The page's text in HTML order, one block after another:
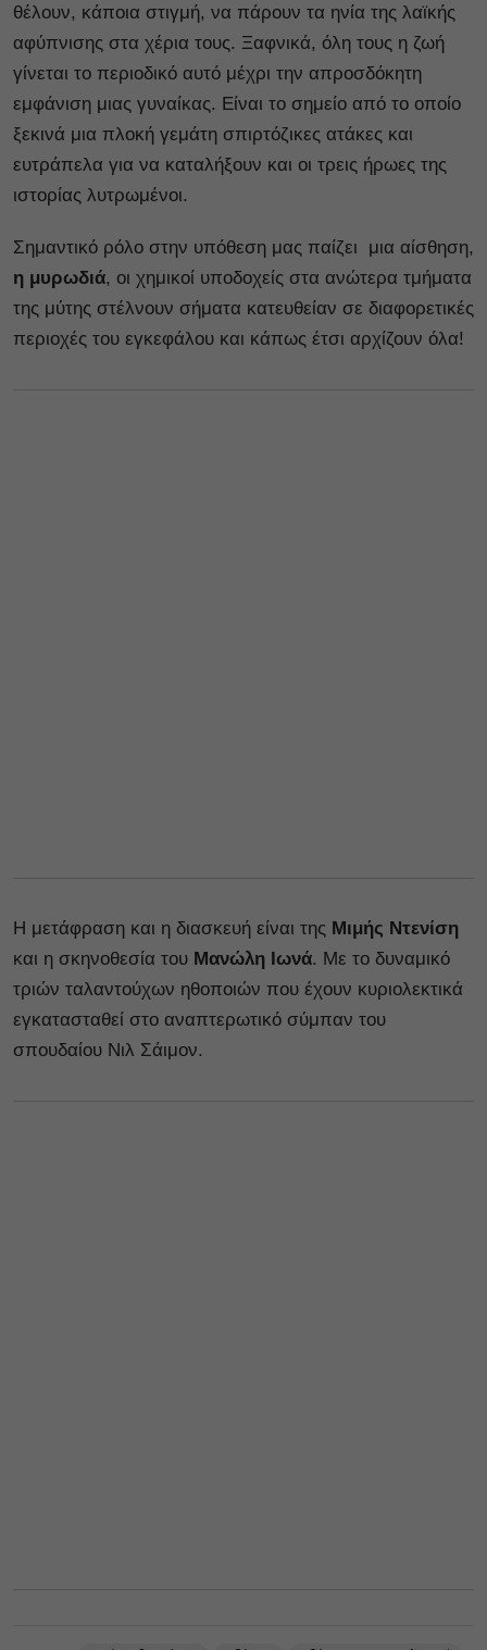
θέλουν, κάποια στιγμή, να πάρουν τα ηνία της λαϊκής
αφύπνισης στα χέρια τους. Ξαφνικά, όλη τους η ζωή
γίνεται το περιοδικό αυτό μέχρι την απροσδόκητη
εμφάνιση μιας γυναίκας. Είναι το σημείο από το οποίο
ξεκινά μια πλοκή γεμάτη σπιρτόζικες ατάκες και
ευτράπελα για να καταλήξουν και οι τρεις ήρωες της
ιστορίας λυτρωμένοι.
Σημαντικό ρόλο στην υπόθεση μας παίζει μια αίσθηση,
η μυρωδιά, οι χημικοί υποδοχείς στα ανώτερα τμήματα
της μύτης στέλνουν σήματα κατευθείαν σε διαφορετικές
περιοχές του εγκεφάλου και κάπως έτσι αρχίζουν όλα!
Η μετάφραση και η διασκευή είναι της Μιμής Ντενίση
και η σκηνοθεσία του Μανώλη Ιωνά. Με το δυναμικό
τριών ταλαντούχων ηθοποιών που έχουν κυριολεκτικά
εγκατασταθεί στο αναπτερωτικό σύμπαν του
σπουδαίου Νιλ Σάιμον.